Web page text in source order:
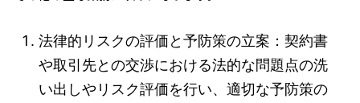
法律的リスクの評価と予防策の立案：契約書
や取引先との交渉における法的な問題点の洗
い出しやリスク評価を行い、適切な予防策の